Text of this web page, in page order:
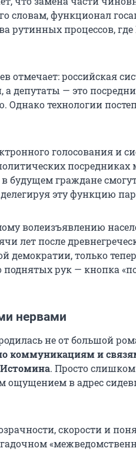
словам, функционал
рутинных процессов,
отмечает: российская
а депутаты — это
Однако технологии
голосования и
посредниках
в будущем граждане
эту функцию
волеизъявлению
лет после
демократии, только
поднятых рук — кнопка
нервами
не от большой
коммуникациям и
Истомина. Просто
ощущением в адрес
скорости и